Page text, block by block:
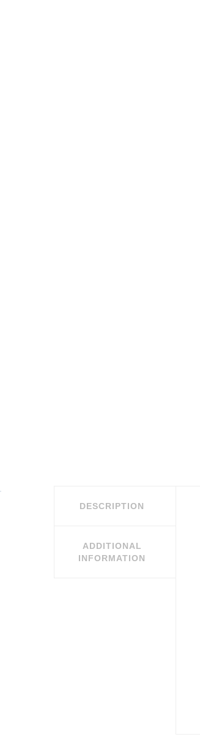
DESCRIPTION
ADDITIONAL
INFORMATION